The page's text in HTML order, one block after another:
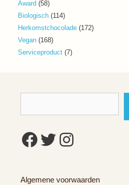
Award 5858
producten
Biologisch 114114
producten
Herkomstchocolade 172172
Vegan 168168
producten
Serviceproduct 77
Facebook
Twitter
Instagram
Algemene voorwaarden